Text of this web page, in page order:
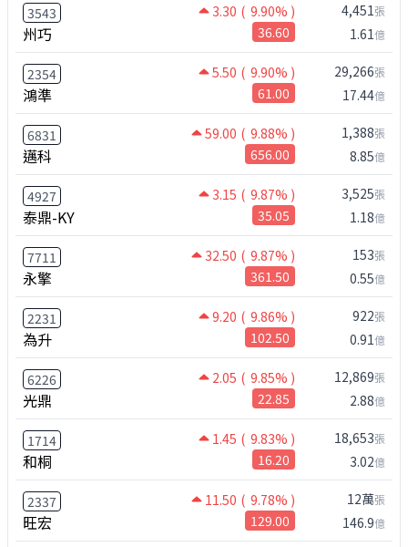
3543 3.30 ( 9.90% )
州巧 36.60
4,451張
1.61億
2354 5.50 ( 9.90% )
鴻準 61.00
29,266張
17.44億
6831 59.00 ( 9.88% )
邁科 656.00
1,388張
8.85億
4927 3.15 ( 9.87% )
泰鼎-KY 35.05
3,525張
1.18億
7711 32.50 ( 9.87% )
永擎 361.50
153張
0.55億
2231 9.20 ( 9.86% )
為升 102.50
922張
0.91億
6226 2.05 ( 9.85% )
光鼎 22.85
12,869張
2.88億
1714 1.45 ( 9.83% )
和桐 16.20
18,653張
3.02億
2337 11.50 ( 9.78% )
旺宏 129.00
12萬張
146.9億